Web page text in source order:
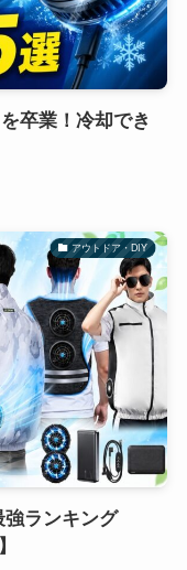
卒業！冷却でき
アウトドア・DIY
ランキング